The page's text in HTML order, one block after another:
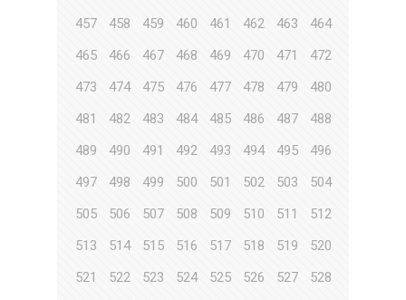
457
458 459 460 461 462 463
464
465
466 467 468 469 470 471
472
473
474 475 476 477 478 479
480
481
482 483 484 485 486 487
488
489
490 491 492 493 494 495
496
497
498 499 500 501 502 503
504
505
506 507 508 509 510 511
512
513
514 515 516 517 518 519
520
521
522 523 524 525 526 527
528